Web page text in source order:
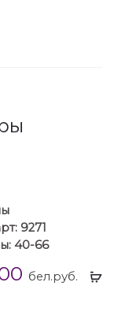
9271
40-66
бел.руб.